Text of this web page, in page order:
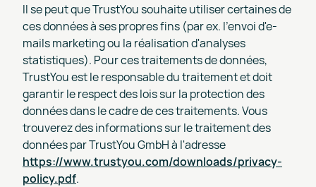
Il se peut que TrustYou souhaite utiliser certaines de
ces données à ses propres fins (par ex. l'envoi d'e-
mails marketing ou la réalisation d'analyses
statistiques). Pour ces traitements de données,
TrustYou est le responsable du traitement et doit
garantir le respect des lois sur la protection des
données dans le cadre de ces traitements. Vous
trouverez des informations sur le traitement des
données par TrustYou GmbH à l'adresse
https://www.trustyou.com/downloads/privacy-
policy.pdf.